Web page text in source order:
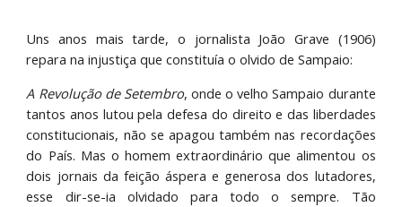
Uns anos mais tarde, o jornalista João Grave (1906)
repara na injustiça que constituía o olvido de Sampaio:
A Revolução de Setembro, onde o velho Sampaio durante
tantos anos lutou pela defesa do direito e das liberdades
constitucionais, não se apagou também nas recordações
do País. Mas o homem extraordinário que alimentou os
dois jornais da feição áspera e generosa dos lutadores,
esse dir-se-ia olvidado para todo o sempre. Tão